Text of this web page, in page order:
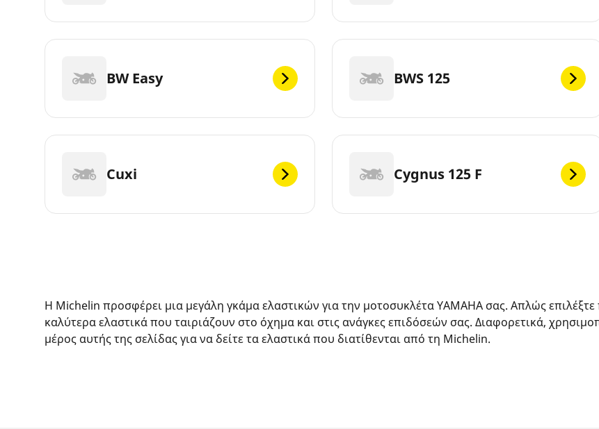
BW Easy BWS 125
Cuxi Cygnus 125 F
Η Michelin προσφέρει μια μεγάλη γκάμα ελαστικών για την μοτοσυκλέτα YAMAHA σας. Απλώς
καλύτερα ελαστικά που ταιριάζουν στο όχημα και στις ανάγκες επιδόσεών σας. Διαφορετικά,
μέρος αυτής της σελίδας για να δείτε τα ελαστικά που διατίθενται από τη Michelin.